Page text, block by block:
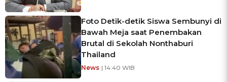
Foto Detik-detik Siswa Sembunyi di
Bawah Meja saat Penembakan
Brutal di Sekolah Nonthaburi
Thailand
News | 14:40 WIB